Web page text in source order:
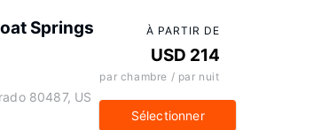
Springs
80487, US
À PARTIR DE
USD 214
par chambre / par nuit
Sélectionner